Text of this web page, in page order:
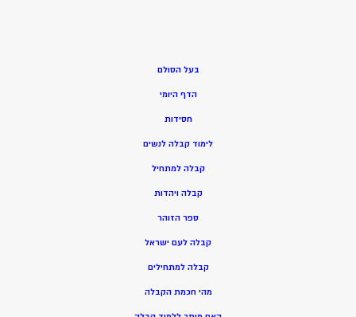
בעל הסולם
הדף היומי
חסידות
לימוד קבלה לנשים
קבלה למתחיל
קבלה ויהדות
ספר הזוהר
קבלה לעם ישראל
קבלה למתחילים
מהי חכמת הקבלה